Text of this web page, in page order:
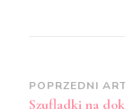
Zobacz
POPRZEDNI
Szufladki na